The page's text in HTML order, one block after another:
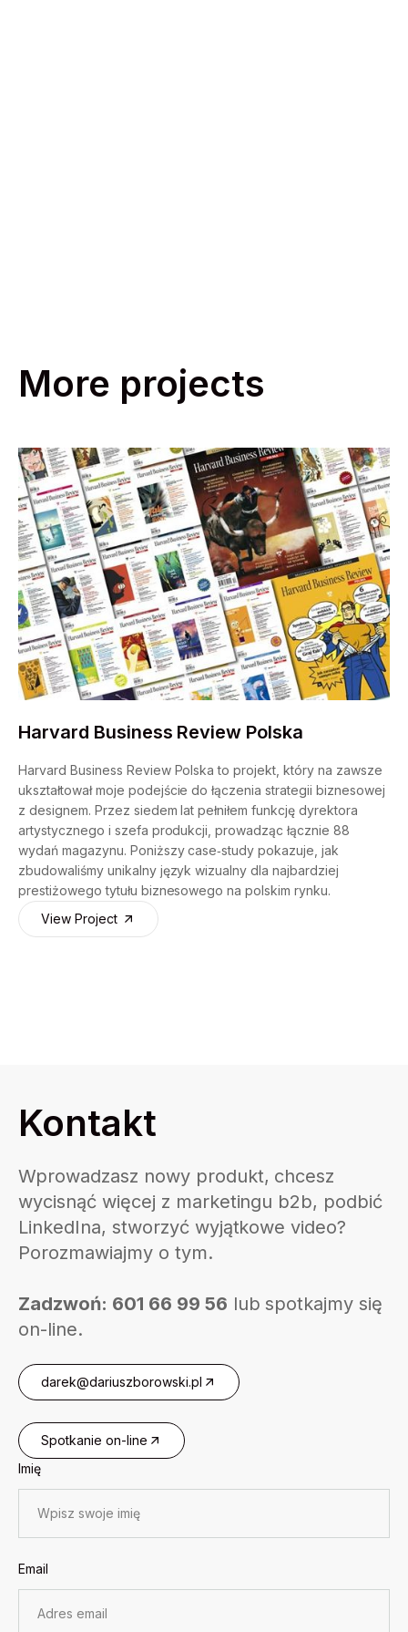
More projects
Harvard Business Review Polska
Harvard Business Review Polska to projekt, który na zawsze
ukształtował moje podejście do łączenia strategii biznesowej
z designem. Przez siedem lat pełniłem funkcję dyrektora
artystycznego i szefa produkcji, prowadząc łącznie 88
wydań magazynu. Poniższy case‑study pokazuje, jak
zbudowaliśmy unikalny język wizualny dla najbardziej
prestiżowego tytułu biznesowego na polskim rynku.
View Project
Kontakt
Wprowadzasz nowy produkt, chcesz
wycisnąć więcej z marketingu b2b, podbić
LinkedIna, stworzyć wyjątkowe video?
Porozmawiajmy o tym.
Zadzwoń: 601 66 99 56 lub spotkajmy się
on-line.
darek@dariuszborowski.pl
Spotkanie on-line
Imię
Email